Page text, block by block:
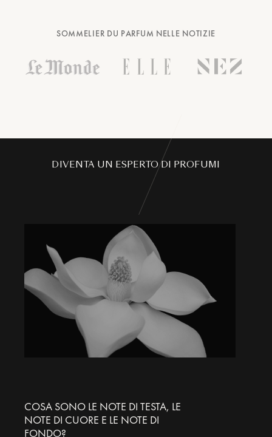
SOMMELIER DU PARFUM NELLE NOTIZIE
DIVENTA UN ESPERTO DI PROFUMI
COSA SONO LE NOTE DI TESTA, LE
NOTE DI CUORE E LE NOTE DI
FONDO?